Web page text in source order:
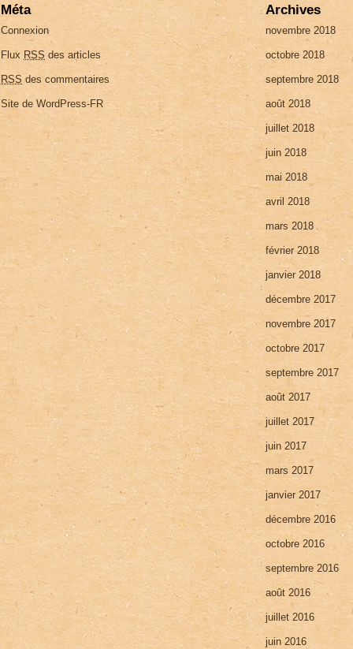
Méta
Connexion
Flux RSS des articles
RSS des commentaires
Site de WordPress-FR
Archives
novembre 2018
octobre 2018
septembre 2018
août 2018
juillet 2018
juin 2018
mai 2018
avril 2018
mars 2018
février 2018
janvier 2018
décembre 2017
novembre 2017
octobre 2017
septembre 2017
août 2017
juillet 2017
juin 2017
mars 2017
janvier 2017
décembre 2016
octobre 2016
septembre 2016
août 2016
juillet 2016
juin 2016